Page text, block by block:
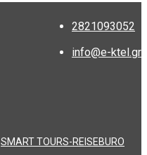
2821093052
info@e-ktel.gr
SMART TOURS-REISEBURO